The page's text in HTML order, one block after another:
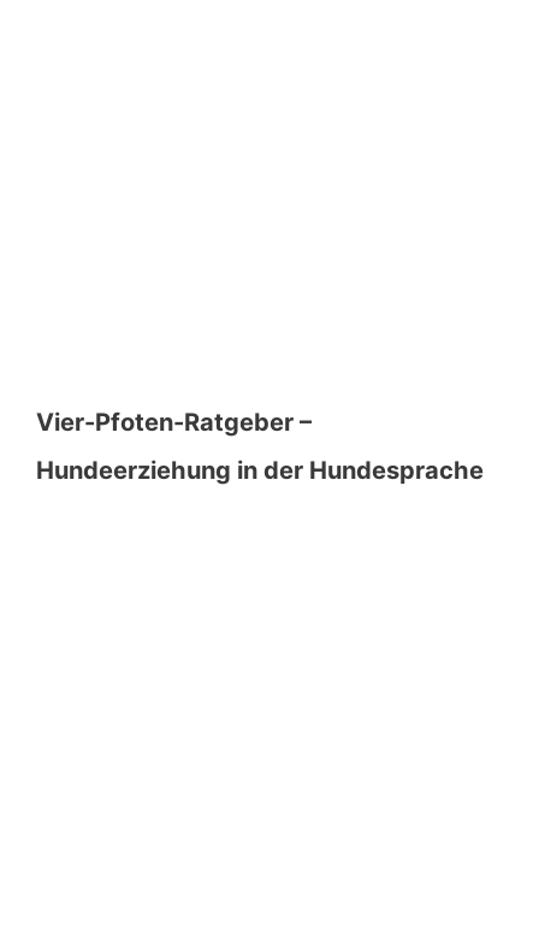
Vier-Pfoten-Ratgeber –
Hundeerziehung in der Hundesprache